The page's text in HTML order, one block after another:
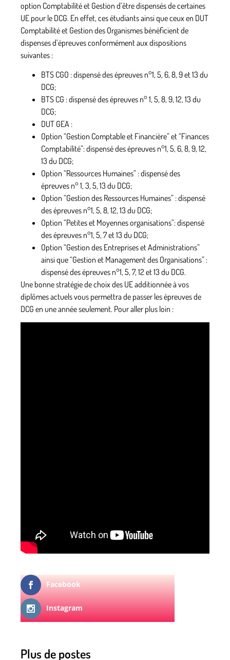
option Comptabilité et Gestion d’être dispensés de certaines
UE pour le DCG. En effet, ces étudiants ainsi que ceux en DUT
Comptabilité et Gestion des Organismes bénéficient de
dispenses d’épreuves conformément aux dispositions
suivantes :
BTS CGO : dispensé des épreuves n°1, 5, 6, 8, 9 et 13 du
DCG;
BTS CG : dispensé des épreuves n° 1, 5, 8, 9, 12, 13 du
DCG;
DUT GEA :
Option “Gestion Comptable et Financière” et “Finances
Comptabilité”: dispensé des épreuves n°1, 5, 6, 8, 9, 12,
13 du DCG;
Option “Ressources Humaines” : dispensé des
épreuves n° 1, 3, 5, 13 du DCG;
Option “Gestion des Ressources Humaines” : dispensé
des épreuves n°1, 5, 8, 12, 13 du DCG;
Option “Petites et Moyennes organisations”: dispensé
des épreuves n°1, 5, 7 et 13 du DCG;
Option “Gestion des Entreprises et Administrations”
ainsi que “Gestion et Management des Organisations” :
dispensé des épreuves n°1, 5, 7, 12 et 13 du DCG.
Une bonne stratégie de choix des UE additionnée à vos
diplômes actuels vous permettra de passer les épreuves de
DCG en une année seulement. Pour aller plus loin :
Facebook
Instagram
Plus de postes